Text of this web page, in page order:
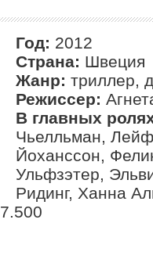
Год: 2012
Страна: Швеция
Жанр: триллер,
Режиссер:
В главных
Чьелльман,
Йоханссон,
Ульфзэтер,
Ридинг, Ханна
7.500